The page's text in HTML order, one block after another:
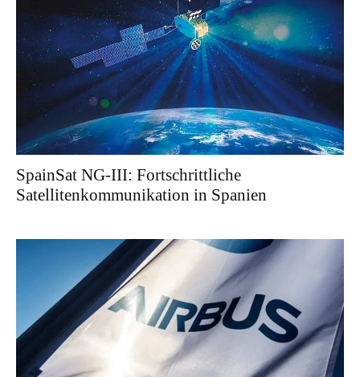
SpainSat NG-III: Fortschrittliche
Satellitenkommunikation in Spanien